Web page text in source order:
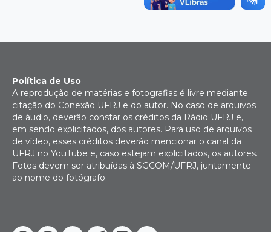
Política de Uso
A reprodução de matérias e fotografias é livre mediante
citação do Conexão UFRJ e do autor. No caso de arquivos
de áudio, deverão constar os créditos da Rádio UFRJ e,
em sendo explicitados, dos autores. Para uso de arquivos
de vídeo, esses créditos deverão mencionar o canal da
UFRJ no YouTube e, caso estejam explicitados, os autores.
Fotos devem ser atribuídas à SGCOM/UFRJ, juntamente
ao nome do fotógrafo.